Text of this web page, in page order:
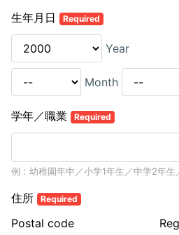
生年月日 Required
Year
Month
学年／職業 Required
例：幼稚園年中／小学1年生／中学2年
住所 Required
Postal code